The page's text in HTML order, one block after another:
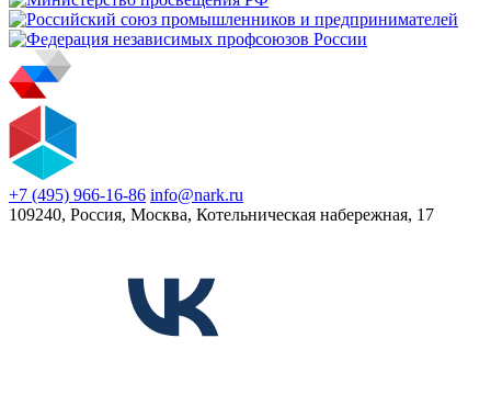
+7 (495) 966-16-86 info@nark.ru
109240, Россия, Москва, Котельническая набережная, 17